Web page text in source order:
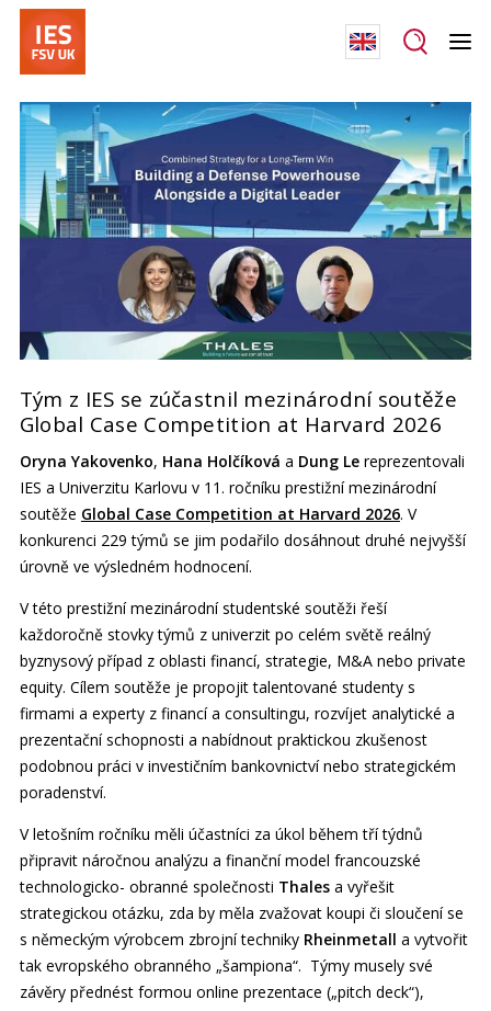
Tým z IES se zúčastnil mezinárodní soutěže
Global Case Competition at Harvard 2026
Oryna Yakovenko, Hana Holčíková a Dung Lereprezentovali
IES a Univerzitu Karlovu v 11. ročníku prestižní mezinárodní
soutěže Global Case Competition at Harvard 2026. V
konkurenci 229 týmů se jim podařilo dosáhnout druhé nejvyšší
úrovně ve výsledném hodnocení.
V této prestižní mezinárodní studentské soutěži řeší
každoročně stovky týmů z univerzit po celém světě reálný
byznysový případ z oblasti financí, strategie, M&A nebo private
equity. Cílem soutěže je propojit talentované studenty s
firmami a experty z financí a consultingu, rozvíjet analytické a
prezentační schopnosti a nabídnout praktickou zkušenost
podobnou práci v investičním bankovnictví nebo strategickém
poradenství.
V letošním ročníku měli účastníci za úkol během tří týdnů
připravit náročnou analýzu a finanční model francouzské
technologicko- obranné společnosti Thalesa vyřešit
strategickou otázku, zda by měla zvažovat koupi či sloučení se
s německým výrobcem zbrojní techniky Rheinmetall a vytvořit
tak evropského obranného „šampiona“. Týmy musely své
závěry přednést formou online prezentace („pitch deck“),